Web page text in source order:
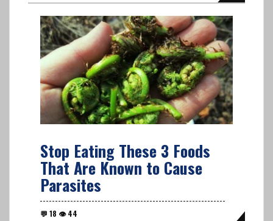
Stop Eating These 3 Foods
That Are Known to Cause
Parasites